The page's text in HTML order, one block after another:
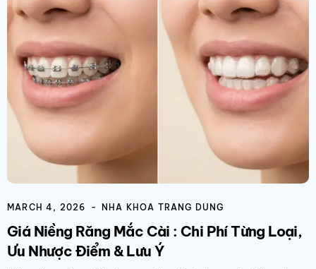
MARCH 4, 2026 NHA KHOA TRANG DUNG
Giá Niềng Răng Mắc Cài​ : Chi Phí Từng Loại,
Ưu Nhược Điểm & Lưu Ý